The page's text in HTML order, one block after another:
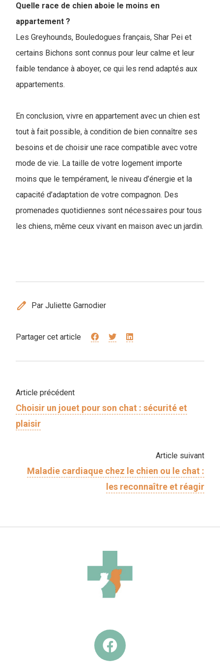
Quelle race de chien aboie le moins en
appartement ?
Les Greyhounds, Bouledogues français, Shar Pei et
certains Bichons sont connus pour leur calme et leur
faible tendance à aboyer, ce qui les rend adaptés aux
appartements.
En conclusion, vivre en appartement avec un chien est
tout à fait possible, à condition de bien connaître ses
besoins et de choisir une race compatible avec votre
mode de vie. La taille de votre logement importe
moins que le tempérament, le niveau d’énergie et la
capacité d’adaptation de votre compagnon. Des
promenades quotidiennes sont nécessaires pour tous
les chiens, même ceux vivant en maison avec un jardin.
edit Par Juliette Garnodier
Partager cet article
Article précédent
Choisir un jouet pour son chat : sécurité et
plaisir
Article suivant
Maladie cardiaque chez le chien ou le chat :
les reconnaître et réagir